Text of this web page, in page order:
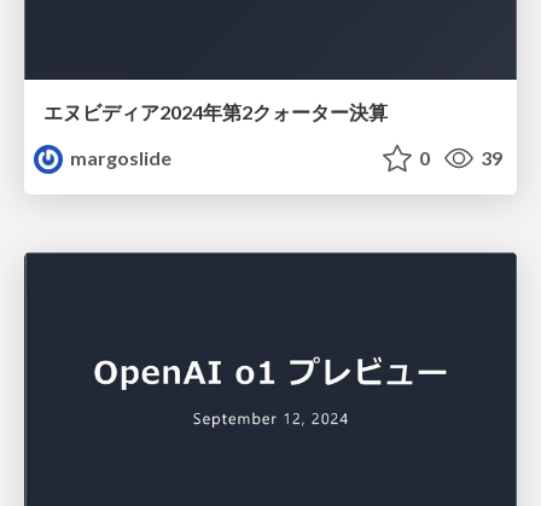
エヌビディア2024年第2クォーター決算
margoslide
0 39